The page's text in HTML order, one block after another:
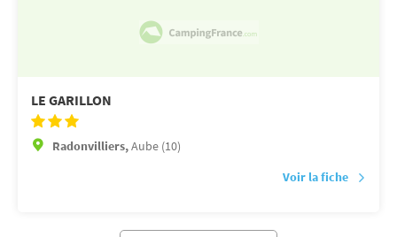
LE GARILLON
Radonvilliers,Aube (10)
Voir la fiche